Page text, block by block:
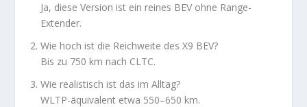
Ja, diese Version ist ein reines BEV ohne Range-
Extender.
Wie hoch ist die Reichweite des X9 BEV?
Bis zu 750 km nach CLTC.
Wie realistisch ist das im Alltag?
WLTP-äquivalent etwa 550–650 km.